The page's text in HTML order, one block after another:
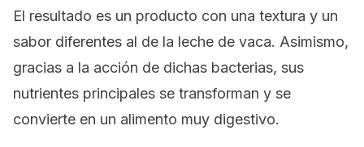
El resultado es un producto con una textura y un
sabor diferentes al de la leche de vaca. Asimismo,
gracias a la acción de dichas bacterias, sus
nutrientes principales se transforman y se
convierte en un alimento muy digestivo.